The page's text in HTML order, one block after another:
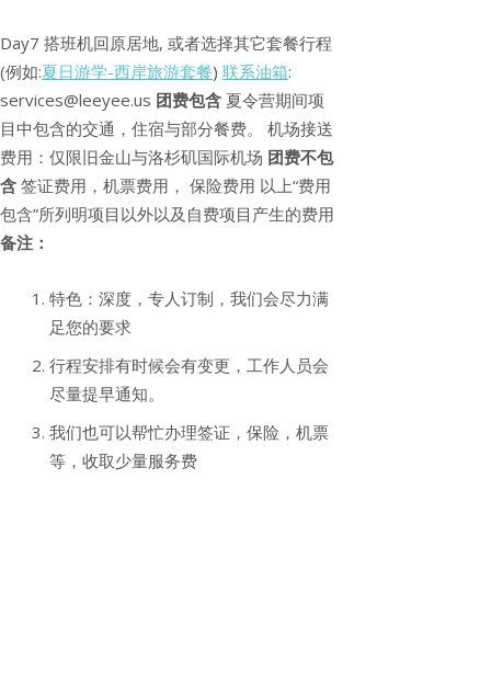
Day7 搭班机回原居地, 或者选择其它套餐行程
(例如:夏日游学-西岸旅游套餐) 联系油箱:
services@leeyee.us 团费包含 夏令营期间项
目中包含的交通，住宿与部分餐费。 机场接送
费用：仅限旧金山与洛杉矶国际机场 团费不包
含 签证费用，机票费用， 保险费用 以上“费用
包含”所列明项目以外以及自费项目产生的费用
备注：
特色：深度，专人订制，我们会尽力满
足您的要求
行程安排有时候会有变更，工作人员会
尽量提早通知。
我们也可以帮忙办理签证，保险，机票
等，收取少量服务费